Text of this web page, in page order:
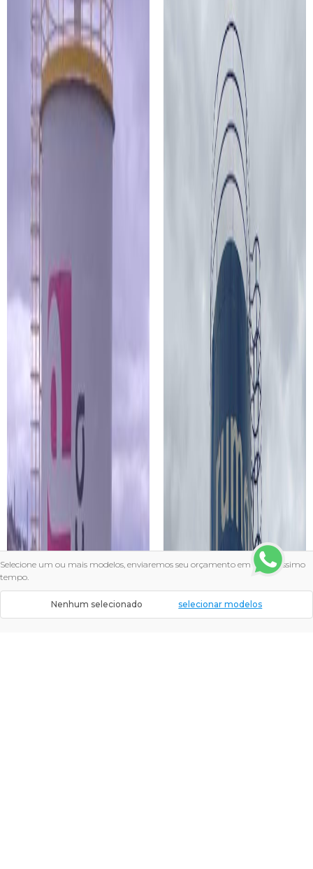
Selecione um ou mais modelos, enviaremos seu orçamento em pouquíssimo
tempo.
Nenhum selecionado selecionar modelos